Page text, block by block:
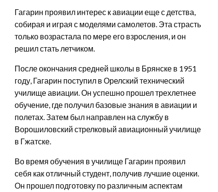
Гагарин проявил интерес к авиации еще с детства,
собирая и играя с моделями самолетов. Эта страсть
только возрастала по мере его взросления, и он
решил стать летчиком.
После окончания средней школы в Брянске в 1951
году, Гагарин поступил в Орелский технический
училище авиации. Он успешно прошел трехлетнее
обучение, где получил базовые знания в авиации и
полетах. Затем был направлен на службу в
Ворошиловский стрелковый авиационный училище
в Гжатске.
Во время обучения в училище Гагарин проявил
себя как отличный студент, получив лучшие оценки.
Он прошел подготовку по различным аспектам